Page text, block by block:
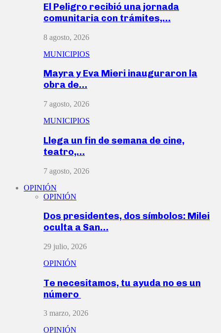
El Peligro recibió una jornada
comunitaria con trámites,…
8 agosto, 2026
MUNICIPIOS
Mayra y Eva Mieri inauguraron la
obra de…
7 agosto, 2026
MUNICIPIOS
Llega un fin de semana de cine,
teatro,…
7 agosto, 2026
OPINIÓN
OPINIÓN
Dos presidentes, dos símbolos: Milei
oculta a San…
29 julio, 2026
OPINIÓN
Te necesitamos, tu ayuda no es un
número
3 marzo, 2026
OPINIÓN